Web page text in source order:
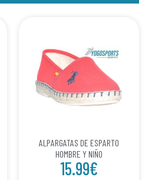
ALPARGATAS DE ESPARTO
HOMBRE Y NIÑO
15.99€